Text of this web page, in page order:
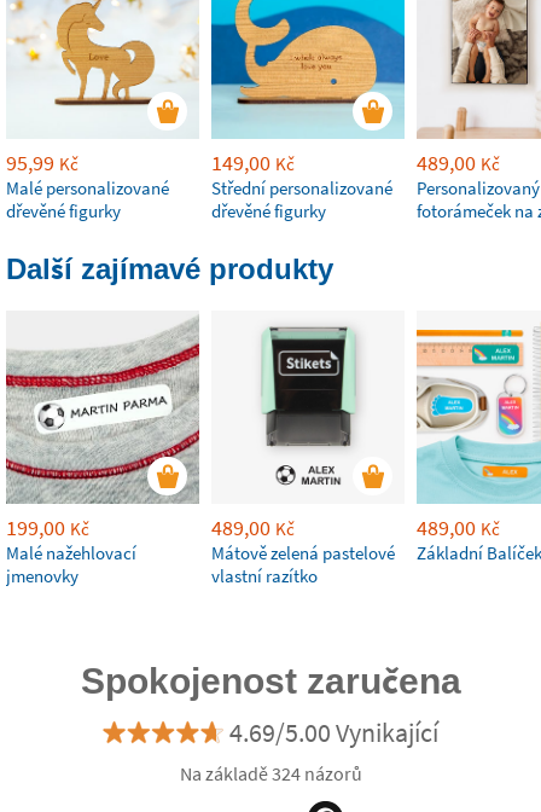
95,99 Kč
Malé personalizované
dřevěné figurky
149,00 Kč
Střední personalizované
dřevěné figurky
489,00 Kč
fotorámeček na
Další zajímavé produkty
199,00 Kč
Malé nažehlovací
jmenovky
489,00 Kč
Mátově zelená pastelové
vlastní razítko
489,00 Kč
Základní Balíček
Spokojenost zaručena
4.69/5.00 Vynikající
Na základě 324 názorů